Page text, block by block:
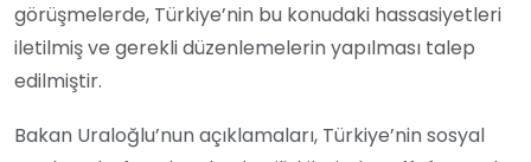
görüşmelerde, Türkiye’nin bu konudaki hassasiyetleri
iletilmiş ve gerekli düzenlemelerin yapılması talep
edilmiştir.
Bakan Uraloğlu’nun açıklamaları, Türkiye’nin sosyal